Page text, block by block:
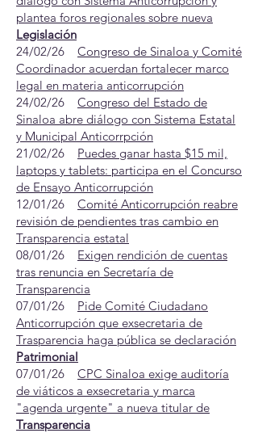
plantea foros regionales sobre nueva
Legislación
24/02/26 Congreso de Sinaloa y Comité
Coordinador acuerdan fortalecer marco
legal en materia anticorrupción
24/02/26 Congreso del Estado de
Sinaloa abre diálogo con Sistema Estatal
y Municipal Anticorrpción
21/02/26 Puedes ganar hasta $15 mil,
laptops y tablets: participa en el Concurso
de Ensayo Anticorrupción
12/01/26 Comité Anticorrupción reabre
revisión de pendientes tras cambio en
Transparencia estatal​
08/01/26 Exigen rendición de cuentas
tras renuncia en Secretaría de
Transparencia
07/01/26 Pide Comité Ciudadano
Anticorrupción que exsecretaria de
Trasparencia haga pública se declaración
Patrimonial
07/01/26 CPC Sinaloa exige auditoría
de viáticos a exsecretaria y marca
"agenda urgente" a nueva titular de
Transparencia